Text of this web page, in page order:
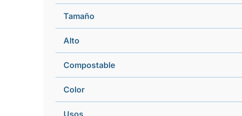
Tamaño
Alto
Compostable
Color
Usos